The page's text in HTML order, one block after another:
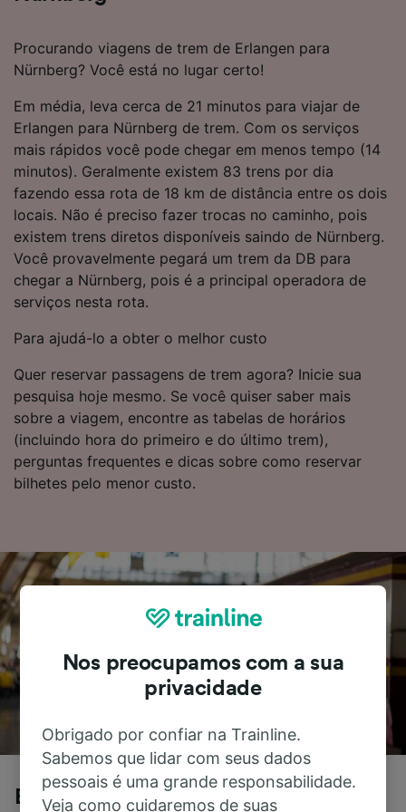
Procurando viagens de trem de Erlangen para
Nürnberg? Você está no lugar certo!
Em média, leva cerca de 21 minutos para viajar de
Erlangen para Nürnberg de trem. Com os serviços
mais rápidos você pode chegar em menos tempo (14
minutos). Geralmente existem 83 trens por dia
fazendo essa rota de 18 km de distância entre os dois
locais. Não é preciso fazer trocas no caminho, pois
existem trens diretos disponíveis saindo de Nürnberg.
Você provavelmente pegará um trem da DB para
chegar a Nürnberg, pois é a principal operadora de
serviços nesta rota.
Para ajudá-lo a obter o melhor custo
Quer reservar passagens de trem agora? Inicie sua
pesquisa hoje mesmo. Se você quiser saber mais
sobre a viagem, encontre as tabelas de horários
(incluindo hora do primeiro e do último trem),
perguntas frequentes e dicas sobre como reservar
bilhetes pelo menor custo.
Erlangen para Nürnberg de trem
Nos preocupamos com a sua
privacidade
Obrigado por confiar na Trainline.
Sabemos que lidar com seus dados
pessoais é uma grande responsabilidade.
Veja como cuidaremos de suas